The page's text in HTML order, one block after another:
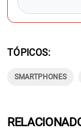
TÓPICOS
SMARTPHONES